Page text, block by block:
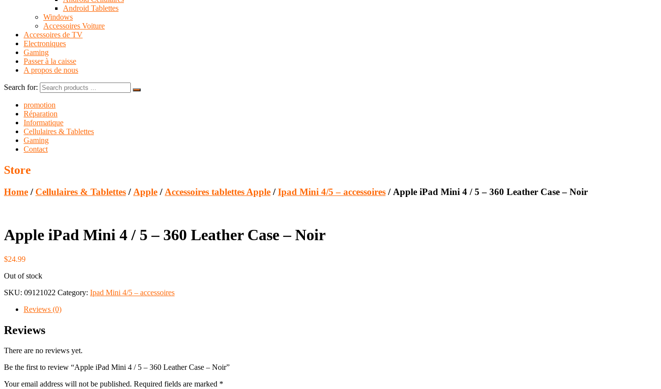
Android Tablettes
Windows
Accessoires Voiture
Accessoires de TV
Electroniques
Gaming
Passer à la caisse
A propos de nous
Search for:
promotion
Réparation
Informatique
Cellulaires & Tablettes
Gaming
Contact
Store
Home / Cellulaires & Tablettes / Apple / Accessoires tablettes Apple /Ipad Mini 4/5 – accessoires / Apple iPad Mini 4 / 5 – 360 Leather Case – Noir
Apple iPad Mini 4 / 5 – 360 Leather Case – Noir
$24.99
Out of stock
SKU: 09121022 Category: Ipad Mini 4/5 – accessoires
Reviews (0)
Reviews
There are no reviews yet.
Be the first to review “Apple iPad Mini 4 / 5 – 360 Leather Case – Noir”
Your email address will not be published. Required fields are marked *